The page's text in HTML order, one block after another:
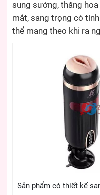
sung sướng, thăng
mắt, sang trọng có
thể mang theo khi ra
Sản phẩm có thiết kế